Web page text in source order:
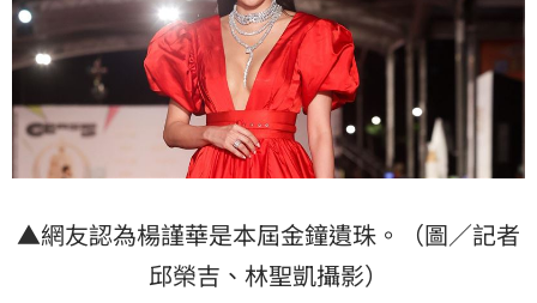
▲網友認為楊謹華是本屆金鐘遺珠。（圖／記者
邱榮吉、林聖凱攝影）